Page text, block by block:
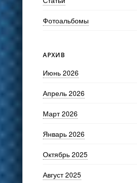
Фотоальбомы
АРХИВ
Июнь 2026
Апрель 2026
Март 2026
Январь 2026
Октябрь 2025
Август 2025